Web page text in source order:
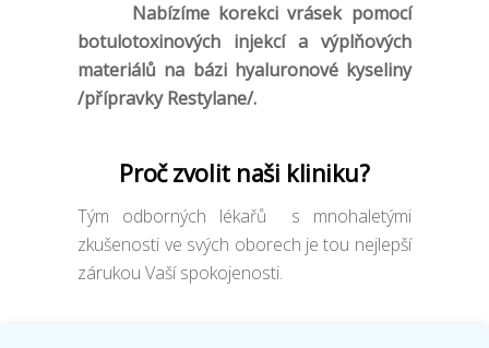
Nabízíme korekci vrásek pomocí
botulotoxinových injekcí a výplňových
materiálů na bázi hyaluronové kyseliny
/přípravky Restylane/.
Proč zvolit naši kliniku?
Tým odborných lékařů s mnohaletými
zkušenosti ve svých oborech je tou nejlepší
zárukou Vaší spokojenosti.